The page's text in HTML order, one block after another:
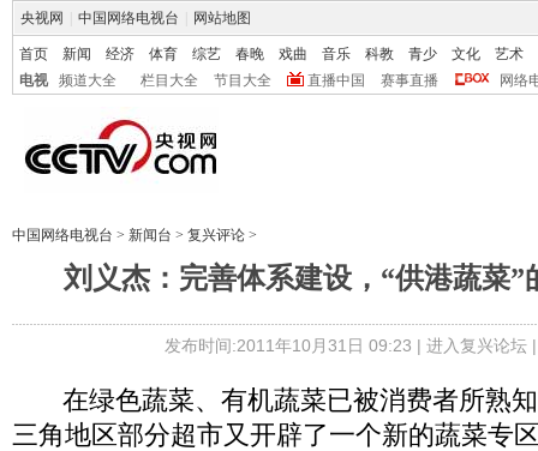
央视网 中国网络电视台 网站地图
首页 新闻 经济 体育 综艺 春晚 戏曲 音乐 科教 青少 文化
艺术
电视
频道大全 栏目大全 节目大全 直播中国 赛事直播 网络
中国网络电视台 > 新闻台 > 复兴评论 >
刘义杰：完善体系建设，“供港蔬菜”
发布时间:2011年10月31日 09:23 | 进入复兴论坛|
在绿色蔬菜、有机蔬菜已被消费者所熟知
三角地区部分超市又开辟了一个新的蔬菜专